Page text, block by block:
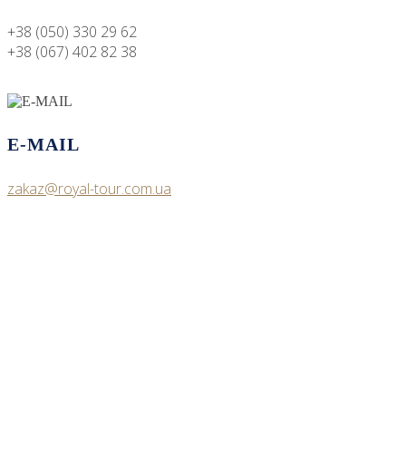
+38 (050) 330 29 62
+38 (067) 402 82 38
E-MAIL
zakaz@royal-tour.com.ua